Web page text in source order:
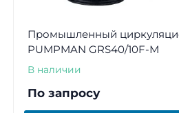
Промышленный
PUMPMAN GRS40/10F-М
В наличии
По запросу